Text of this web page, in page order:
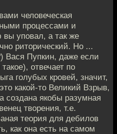
человеческая
процессами и
вы уповал, а так же
риторический. Но ...
Вася Пупкин, даже если
отвечает по
голубых кровей, значит,
какой-то Великий Взрыв,
создана якобы разумная
творения, т.е.
теория для дебилов
как она есть на самом